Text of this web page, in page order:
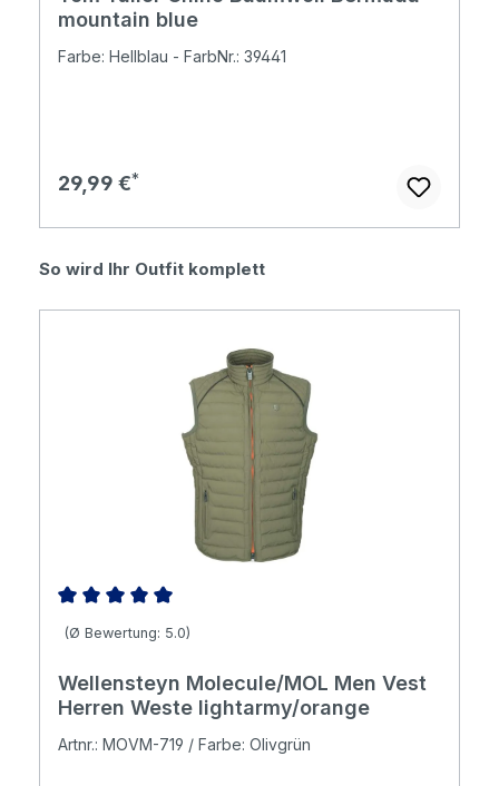
mountain blue
Farbe: Hellblau - FarbNr.: 39441
Regulärer Preis:
29,99 €
Produktgalerie überspringen
So wird Ihr Outfit komplett
Durchschnittliche Bewertung von 5 von 5 Sternen
(Ø Bewertung: 5.0)
Wellensteyn Molecule/MOL Men Vest
Herren Weste lightarmy/orange
Artnr.: MOVM-719 / Farbe: Olivgrün